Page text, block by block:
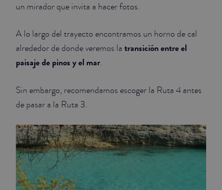
un mirador que invita a hacer fotos.
A lo largo del trayecto encontramos un horno de cal
alrededor de donde veremos la transición entre el
paisaje de pinos y el mar.
Sin embargo, recomendamos escoger la Ruta 4 antes
de pasar a la Ruta 3.